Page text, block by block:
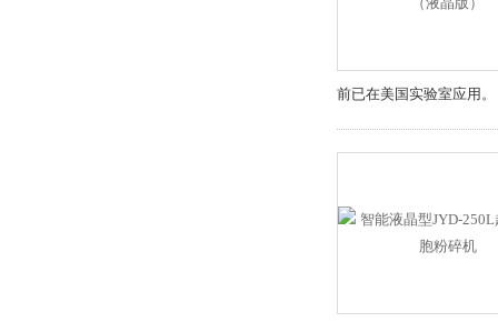
前已在美国实验室应用。